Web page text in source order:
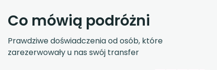
Co mówią podróżni
Prawdziwe doświadczenia od osób, które
zarezerwowały u nas swój transfer